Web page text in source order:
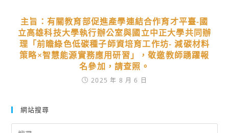
主旨：有關教育部促進產學連結合作育才平臺-國
立高雄科技大學執行辦公室與國立中正大學共同辦
理「前瞻綠色低碳種子師資培育工作坊- 減碳材料
策略×智慧能源實務應用研習」，敬邀教師踴躍報
名參加，請查照。
2025 年 8 月 6 日
網站搜尋